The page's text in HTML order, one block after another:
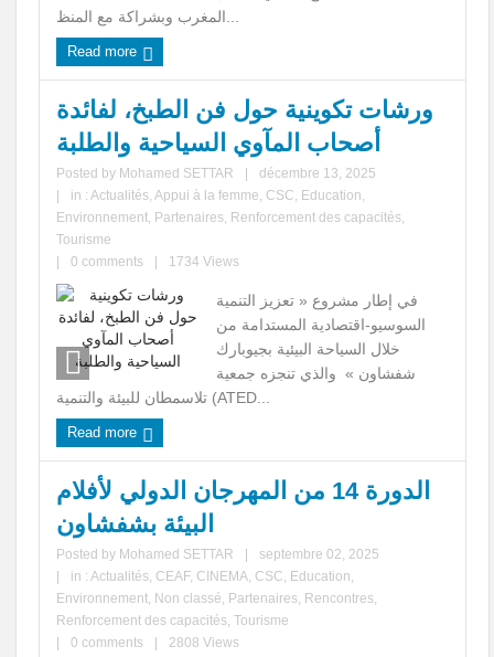
Read more
ورشات تكوينية حول فن الطبخ، لفائدة
أصحاب المآوي السياحية والطلبة
Posted by Mohamed SETTAR
décembre 13, 2025
in :Actualités,Appui à la femme, CSC, Education,
Environnement, Partenaires, Renforcement des capacités,
Tourisme
0 comments 1734 Views
في إطار مشروع « تعزيز التنمية
السوسيو-اقتصادية المستدامة من
خلال السياحة البيئية بجيوبارك
شفشاون » والذي تنجزه جمعية
تلاسمطان للبيئة والتنمية (ATED...
Read more
الدورة 14 من المهرجان الدولي لأفلام
البيئة بشفشاون
Posted by Mohamed SETTAR
septembre 02, 2025
in :Actualités, CEAF, CINEMA, CSC, Education,
Environnement, Non classé, Partenaires, Rencontres,
Renforcement des capacités,Tourisme
0 comments 2808 Views